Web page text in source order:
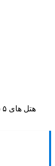
هتل ‌های ۵ ستاره دبی جزو بهترین‌ها در جهان‌ هستند. هتل‌های لوکس دبی، مانند برج العرب و آتلانتیس، با